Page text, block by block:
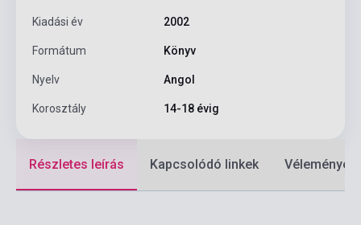
Kiadási év 2002
Formátum Könyv
Nyelv Angol
Korosztály 14-18 évig
Részletes leírás Kapcsolódó linkek Vélemények